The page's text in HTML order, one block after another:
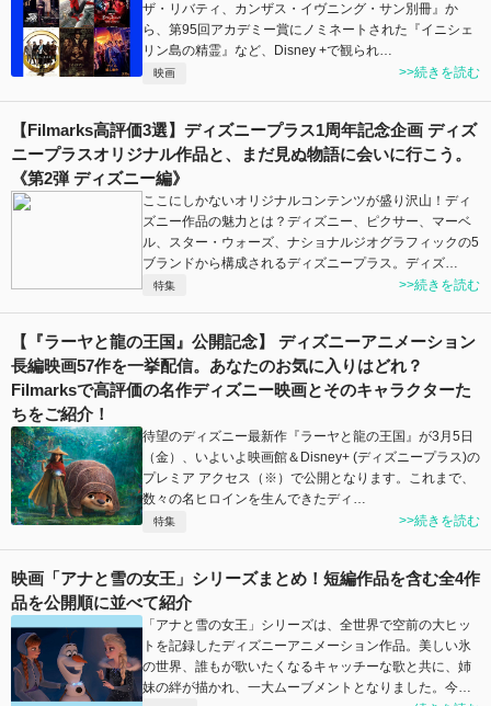
ザ・リバティ、カンザス・イヴニング・サン別冊』か
ら、第95回アカデミー賞にノミネートされた『イニシェ
リン島の精霊』など、Disney +で観られ…
映画 >>続きを読む
【Filmarks高評価3選】ディズニープラス1周年記念企画 ディズ
ニープラスオリジナル作品と、まだ見ぬ物語に会いに行こう。
《第2弾 ディズニー編》
ここにしかないオリジナルコンテンツが盛り沢山！ディ
ズニー作品の魅力とは？ディズニー、ピクサー、マーベ
ル、スター・ウォーズ、ナショナルジオグラフィックの5
ブランドから構成されるディズニープラス。ディズ…
特集 >>続きを読む
【『ラーヤと龍の王国』公開記念】 ディズニーアニメーション
長編映画57作を一挙配信。あなたのお気に入りはどれ？
Filmarksで高評価の名作ディズニー映画とそのキャラクターた
ちをご紹介！
待望のディズニー最新作『ラーヤと龍の王国』が3月5日
（金）、いよいよ映画館＆Disney+ (ディズニープラス)の
プレミア アクセス（※）で公開となります。これまで、
数々の名ヒロインを生んできたディ…
特集 >>続きを読む
映画「アナと雪の女王」シリーズまとめ！短編作品を含む全4作
品を公開順に並べて紹介
「アナと雪の女王」シリーズは、全世界で空前の大ヒッ
トを記録したディズニーアニメーション作品。美しい氷
の世界、誰もが歌いたくなるキャッチーな歌と共に、姉
妹の絆が描かれ、一大ムーブメントとなりました。今…